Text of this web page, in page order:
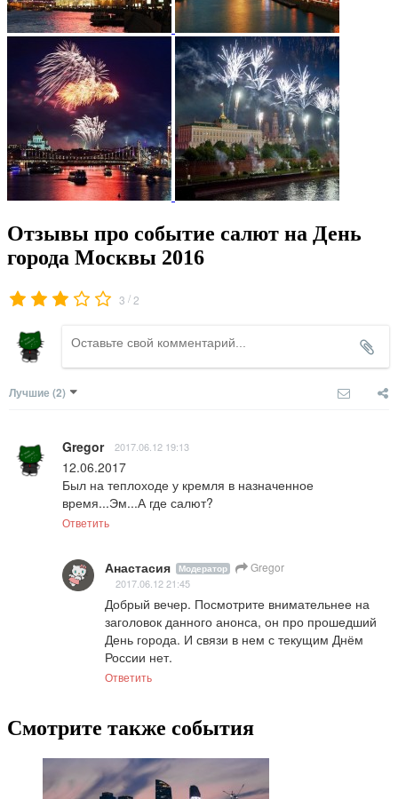
Отзывы про событие салют на День
города Москвы 2016
3 /2
Лучшие (2)
Gregor 2017.06.12 19:13
12.06.2017
Был на теплоходе у кремля в назначенное
время...Эм...А где салют?
Ответить
Анастасия Модератор Gregor
2017.06.12 21:45
Добрый вечер. Посмотрите внимательнее на
заголовок данного анонса, он про прошедший
День города. И связи в нем с текущим Днём
России нет.
Ответить
Смотрите также события